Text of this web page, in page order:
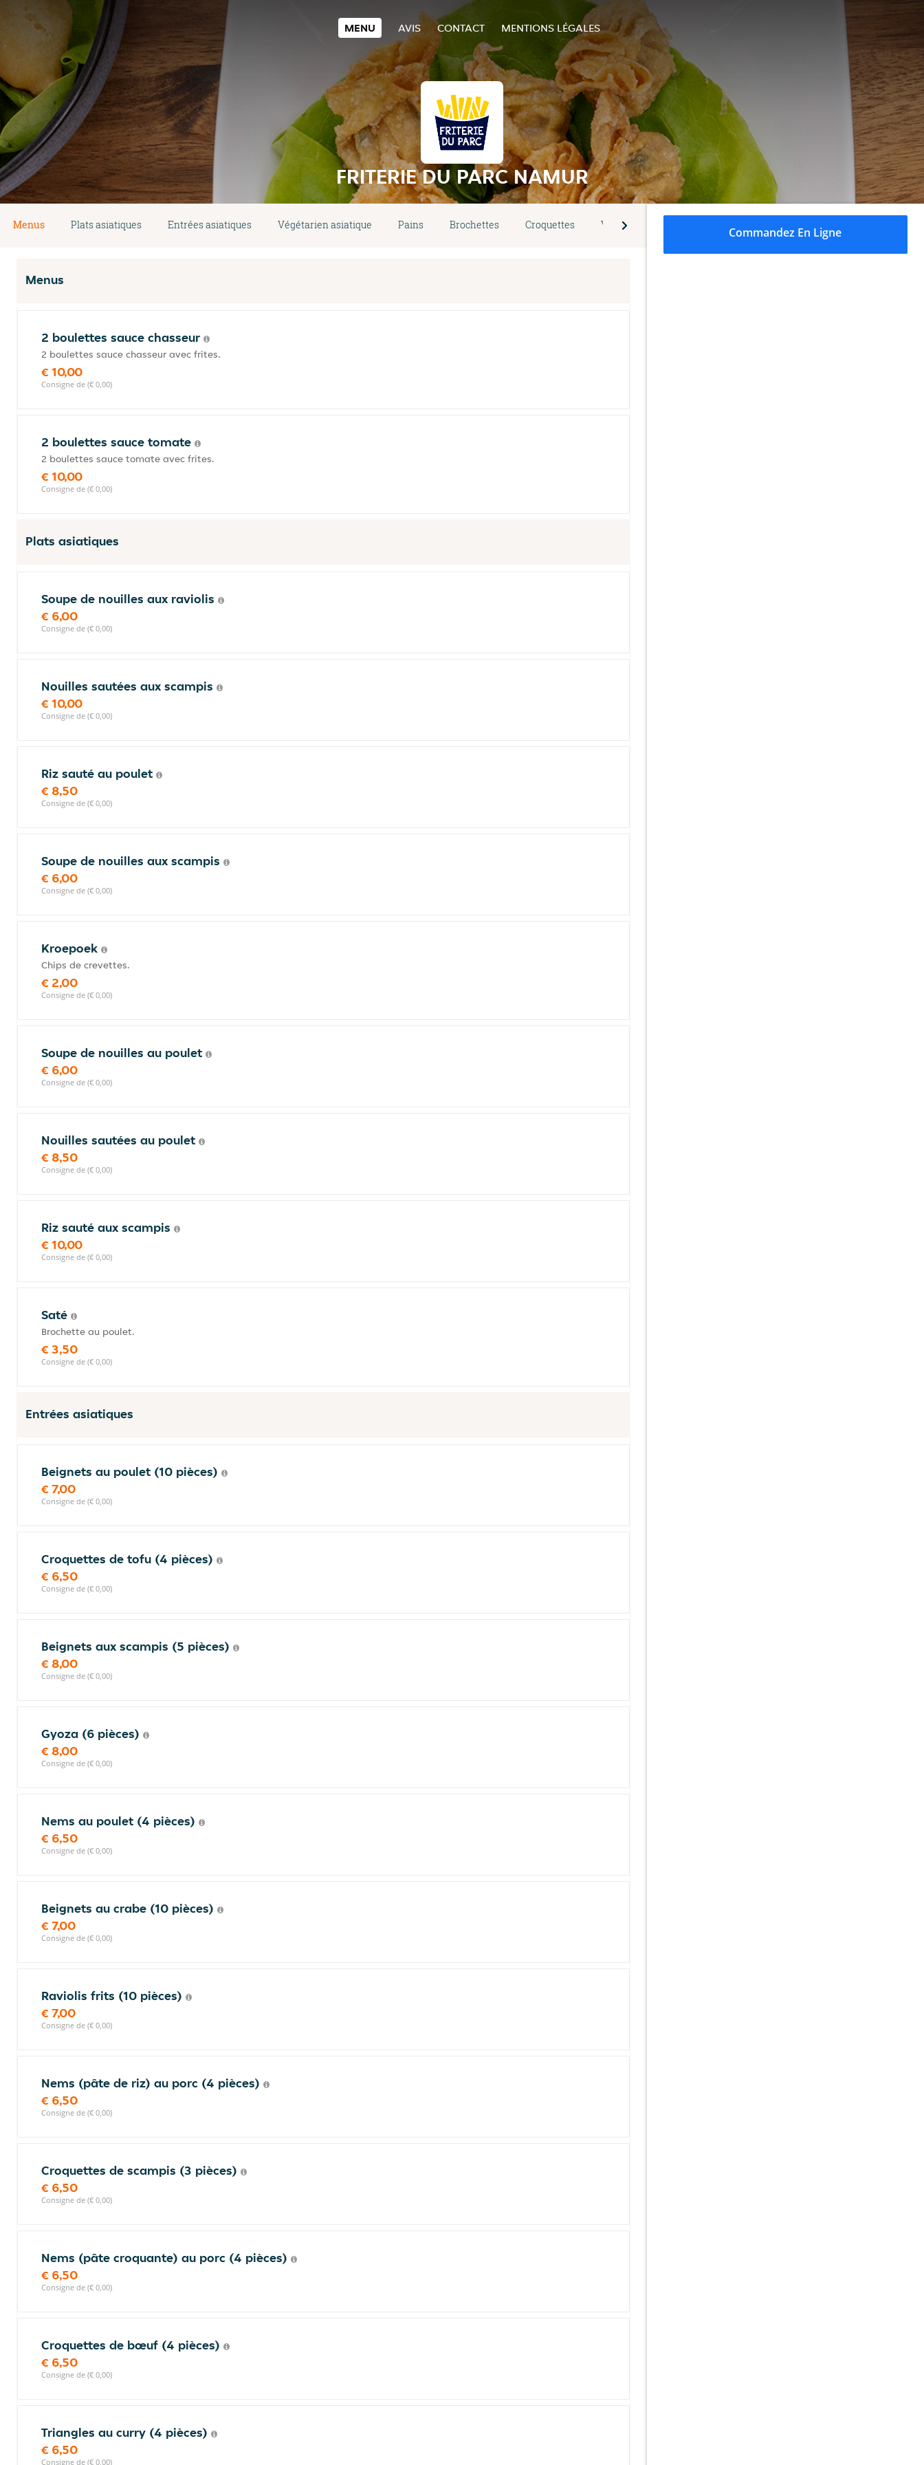
MENU AVIS CONTACT MENTIONS LÉGALES
FRITERIE DU PARC NAMUR
Menus Plats asiatiques Entrées asiatiques Végétarien asiatique Pains Brochettes Croquettes Viandes Boissons
Menus
2 boulettes sauce chasseur
2 boulettes sauce chasseur avec frites.
€ 10,00
Consigne de (€ 0,00)
2 boulettes sauce tomate
2 boulettes sauce tomate avec frites.
€ 10,00
Consigne de (€ 0,00)
Plats asiatiques
Soupe de nouilles aux raviolis
€ 6,00
Consigne de (€ 0,00)
Nouilles sautées aux scampis
€ 10,00
Consigne de (€ 0,00)
Riz sauté au poulet
€ 8,50
Consigne de (€ 0,00)
Soupe de nouilles aux scampis
€ 6,00
Consigne de (€ 0,00)
Kroepoek
Chips de crevettes.
€ 2,00
Consigne de (€ 0,00)
Soupe de nouilles au poulet
€ 6,00
Consigne de (€ 0,00)
Nouilles sautées au poulet
€ 8,50
Consigne de (€ 0,00)
Riz sauté aux scampis
€ 10,00
Consigne de (€ 0,00)
Saté
Brochette au poulet.
€ 3,50
Consigne de (€ 0,00)
Entrées asiatiques
Beignets au poulet (10 pièces)
€ 7,00
Consigne de (€ 0,00)
Croquettes de tofu (4 pièces)
€ 6,50
Consigne de (€ 0,00)
Beignets aux scampis (5 pièces)
€ 8,00
Consigne de (€ 0,00)
Gyoza (6 pièces)
€ 8,00
Consigne de (€ 0,00)
Nems au poulet (4 pièces)
€ 6,50
Consigne de (€ 0,00)
Beignets au crabe (10 pièces)
€ 7,00
Consigne de (€ 0,00)
Raviolis frits (10 pièces)
€ 7,00
Consigne de (€ 0,00)
Nems (pâte de riz) au porc (4 pièces)
€ 6,50
Consigne de (€ 0,00)
Croquettes de scampis (3 pièces)
€ 6,50
Consigne de (€ 0,00)
Nems (pâte croquante) au porc (4 pièces)
€ 6,50
Consigne de (€ 0,00)
Croquettes de bœuf (4 pièces)
€ 6,50
Consigne de (€ 0,00)
Triangles au curry (4 pièces)
€ 6,50
Consigne de (€ 0,00)
Commandez En Ligne